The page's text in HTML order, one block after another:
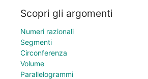
Scopri gli argomenti
Numeri razionali
Segmenti
Circonferenza
Volume
Parallelogrammi